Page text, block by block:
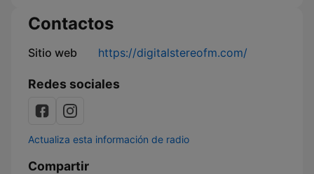
Contactos
Sitio web https://digitalstereofm.com/
Redes sociales
Actualiza esta información de radio
Compartir